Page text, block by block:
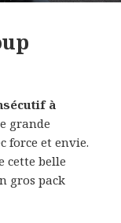
à
grande
force et envie.
cette belle
gros pack